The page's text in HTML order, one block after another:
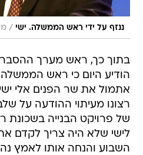
ננזף על ידי ראש הממשלה. ישי /
בתוך כך, ראש מערך
הודיע היום כי ראש הממשלה
אתמול את שר הפנים אלי
רצונו מעיתוי ההודעה על
של פרויקט הבנייה
לישי שלא היה צריך לקדם את
השבוע והנחה אותו לאמץ